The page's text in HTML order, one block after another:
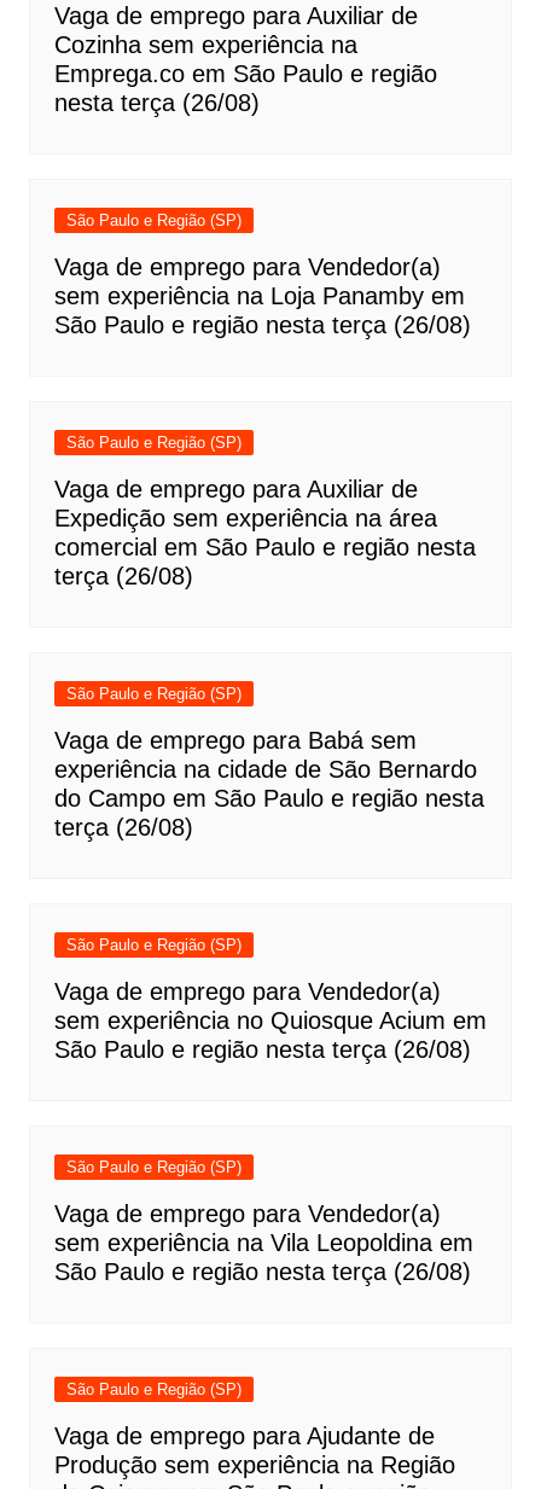
Vaga de emprego para Auxiliar de
Cozinha sem experiência na
Emprega.co em São Paulo e região
nesta terça (26/08)
São Paulo e Região (SP)
Vaga de emprego para Vendedor(a)
sem experiência na Loja Panamby em
São Paulo e região nesta terça (26/08)
São Paulo e Região (SP)
Vaga de emprego para Auxiliar de
Expedição sem experiência na área
comercial em São Paulo e região nesta
terça (26/08)
São Paulo e Região (SP)
Vaga de emprego para Babá sem
experiência na cidade de São Bernardo
do Campo em São Paulo e região nesta
terça (26/08)
São Paulo e Região (SP)
Vaga de emprego para Vendedor(a)
sem experiência no Quiosque Acium em
São Paulo e região nesta terça (26/08)
São Paulo e Região (SP)
Vaga de emprego para Vendedor(a)
sem experiência na Vila Leopoldina em
São Paulo e região nesta terça (26/08)
São Paulo e Região (SP)
Vaga de emprego para Ajudante de
Produção sem experiência na Região